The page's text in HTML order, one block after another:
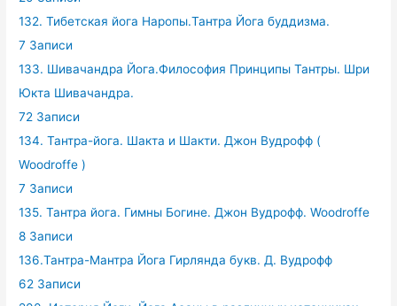
132. Тибетская йога Наропы.Тантра Йога буддизма.
7 Записи
133. Шивачандра Йога.Философия Принципы Тантры. Шри
Юкта Шивачандра.
72 Записи
134. Тантра-йога. Шакта и Шакти. Джон Вудрофф (
Woodroffe )
7 Записи
135. Тантра йога. Гимны Богине. Джон Вудрофф. Woodroffe
8 Записи
136.Тантра-Мантра Йога Гирлянда букв. Д. Вудрофф
62 Записи